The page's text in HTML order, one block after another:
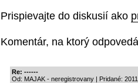
Prispievajte do diskusií ako
Komentár, na ktorý
Re: ------
Od: MAJAK - neregistrovany | Pridané: